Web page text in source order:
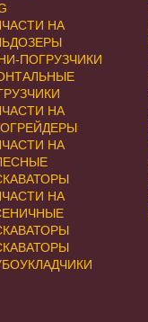
НА
ПОГРУЗЧИКИ
НА
НА
НА